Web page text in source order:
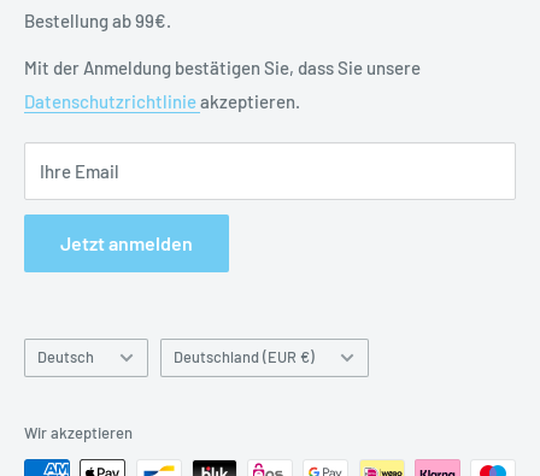
Batteriehinweise
Impressum
Bestellung ab 99€.
Mit der Anmeldung bestätigen Sie, dass Sie unsere
Datenschutzrichtlinieakzeptieren.
Ihre Email
Jetzt anmelden
Sprache
Deutsch
Land
&
Deutschland (EUR €)
Wir akzeptieren